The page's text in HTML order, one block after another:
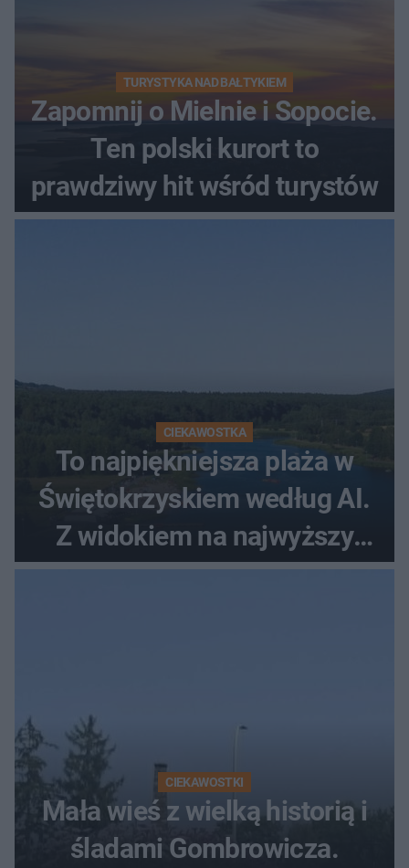
TURYSTYKA NAD BAŁTYKIEM
Zapomnij o Mielnie i Sopocie.
Ten polski kurort to
prawdziwy hit wśród turystów
CIEKAWOSTKA
To najpiękniejsza plaża w
Świętokrzyskiem według AI.
Z widokiem na najwyższy
szczyt Gór Świętokrzyskich
CIEKAWOSTKI
Mała wieś z wielką historią i
śladami Gombrowicza.